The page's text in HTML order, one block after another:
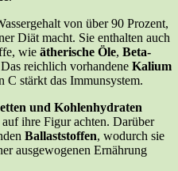
von über 90 Prozent,
Diät macht. Sie enthalten auch
wie ätherische Öle, Beta-
reichlich vorhandene Kalium
C stärkt das Immunsystem.
und Kohlenhydraten
ihre Figur achten. Darüber
Ballaststoffen, wodurch sie
ausgewogenen Ernährung